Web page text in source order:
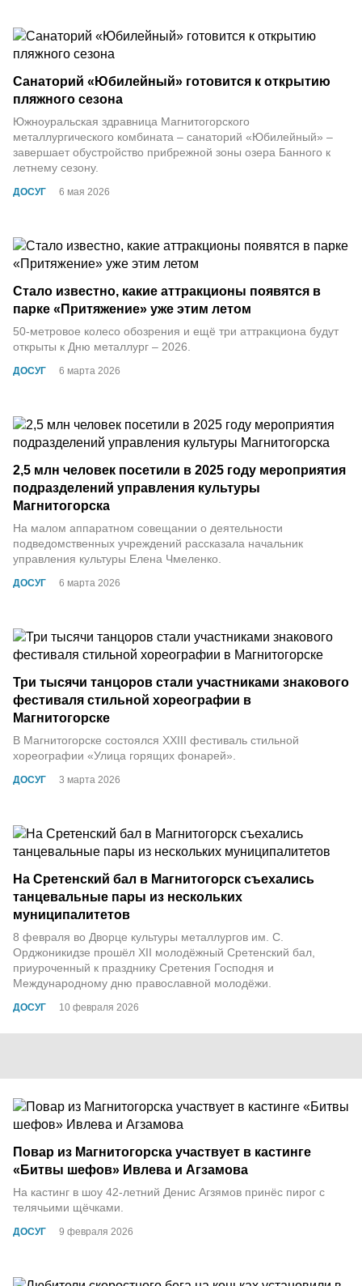
ДОСУГ 6 мая 2026
Санаторий «Юбилейный» готовится к открытию
пляжного сезона
Южноуральская здравница Магнитогорского
металлургического комбината – санаторий «Юбилейный» –
завершает обустройство прибрежной зоны озера Банного к
летнему сезону.
ДОСУГ 6 марта 2026
Стало известно, какие аттракционы появятся в
парке «Притяжение» уже этим летом
50-метровое колесо обозрения и ещё три аттракциона будут
открыты к Дню металлург – 2026.
ДОСУГ 6 марта 2026
2,5 млн человек посетили в 2025 году мероприятия
подразделений управления культуры
Магнитогорска
На малом аппаратном совещании о деятельности
подведомственных учреждений рассказала начальник
управления культуры Елена Чмеленко.
ДОСУГ 3 марта 2026
Три тысячи танцоров стали участниками знакового
фестиваля стильной хореографии в
Магнитогорске
В Магнитогорске состоялся XXIII фестиваль стильной
хореографии «Улица горящих фонарей».
ДОСУГ 10 февраля 2026
На Сретенский бал в Магнитогорск съехались
танцевальные пары из нескольких
муниципалитетов
8 февраля во Дворце культуры металлургов им. С.
Орджоникидзе прошёл XII молодёжный Сретенский бал,
приуроченный к празднику Сретения Господня и
Международному дню православной молодёжи.
ДОСУГ 9 февраля 2026
Повар из Магнитогорска участвует в кастинге
«Битвы шефов» Ивлева и Агзамова
На кастинг в шоу 42-летний Денис Агзямов принёс пирог с
телячьими щёчками.